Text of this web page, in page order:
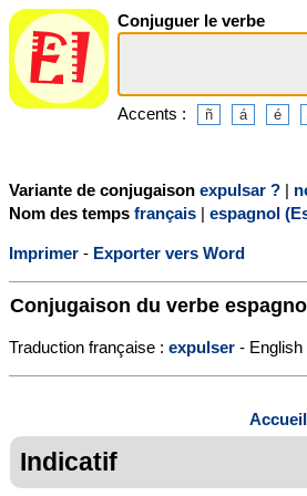
Conjuguer le verbe
Accents :
Variante de conjugaison expulsar ? |
Nom des temps français | espagnol
Imprimer - Exporter vers Word
Conjugaison du verbe
Traduction française : expulser - English
Accueil
Indicatif